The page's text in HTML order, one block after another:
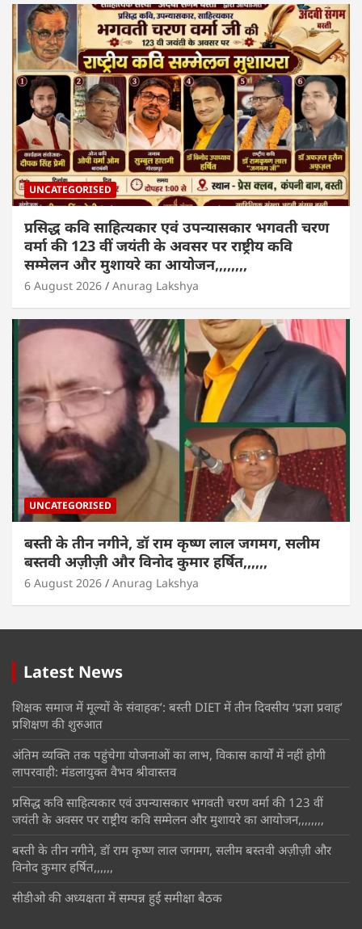
UNCATEGORISED
प्रसिद्ध कवि साहित्यकार एवं उपन्यासकार भगवती चरण
वर्मा की 123 वीं जयंती के अवसर पर राष्ट्रीय कवि
सम्मेलन और मुशायरे का आयोजन,,,,,,,,
6 August 2026 Anurag Lakshya
UNCATEGORISED
बस्ती के तीन नगीने, डॉ राम कृष्ण लाल जगमग, सलीम
बस्तवी अज़ीज़ी और विनोद कुमार हर्षित,,,,,,
6 August 2026 Anurag Lakshya
Latest News
शिक्षक समाज में मूल्यों के संवाहक’: बस्ती DIET में तीन दिवसीय ‘प्रज्ञा प्रवाह’
प्रशिक्षण की शुरुआत
अंतिम व्यक्ति तक पहुंचेगा योजनाओं का लाभ, विकास कार्यों में नहीं होगी
लापरवाही: मंडलायुक्त वैभव श्रीवास्तव
प्रसिद्ध कवि साहित्यकार एवं उपन्यासकार भगवती चरण वर्मा की 123 वीं
जयंती के अवसर पर राष्ट्रीय कवि सम्मेलन और मुशायरे का आयोजन,,,,,,,,
बस्ती के तीन नगीने, डॉ राम कृष्ण लाल जगमग, सलीम बस्तवी अज़ीज़ी और
विनोद कुमार हर्षित,,,,,,
सीडीओ की अध्यक्षता में सम्पन्न हुई समीक्षा बैठक